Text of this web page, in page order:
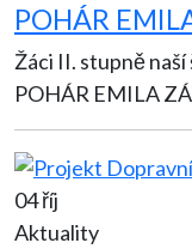
POHÁR
Žáci II. stupně
POHÁR EMILA
04 říj
Aktuality